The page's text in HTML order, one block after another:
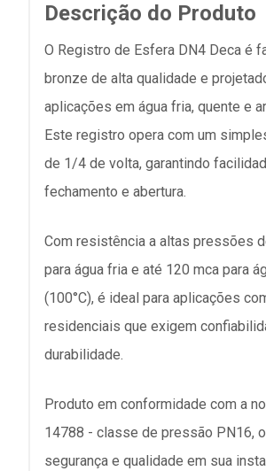
Descrição do Produto
O Registro de Esfera DN4 Deca é
bronze de alta qualidade e
aplicações em água fria, quente e
Este registro opera com um
de 1/4 de volta, garantindo
fechamento e abertura.
Com resistência a altas pressões
para água fria e até 120 mca para
(100°C), é ideal para aplicações
residenciais que exigem
durabilidade.
Produto em conformidade com a
14788 - classe de pressão PN16,
segurança e qualidade em sua